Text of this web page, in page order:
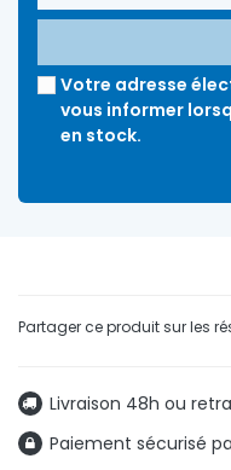
Livraison 48h ou
Paiement sécurisé
Votre adresse
vous informer
en stock.